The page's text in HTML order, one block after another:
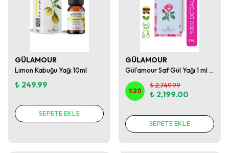
GÜLAMOUR
Limon Kabuğu Yağı 10ml
₺ 249.99
SEPETE EKLE
GÜLAMOUR
Gül’amour Saf Gül Yağı 1 ml – %100 Saf Isparta Gülü (Rosa Damascena)
%20
₺ 2,749.99
₺ 2,199.00
SEPETE EKLE